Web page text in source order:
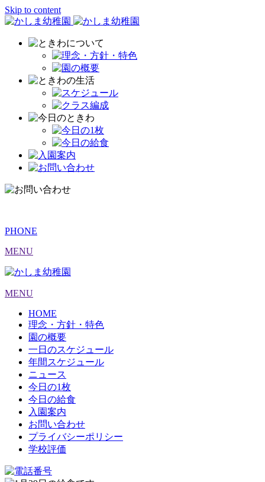
Skip to content
PHONE
MENU
MENU
HOME
理念・方針・特色
園の概要
一日のスケジュール
年間スケジュール
ニュース
今日の1枚
今日の給食
入園案内
お問い合わせ
プライバシーポリシー
学校評価